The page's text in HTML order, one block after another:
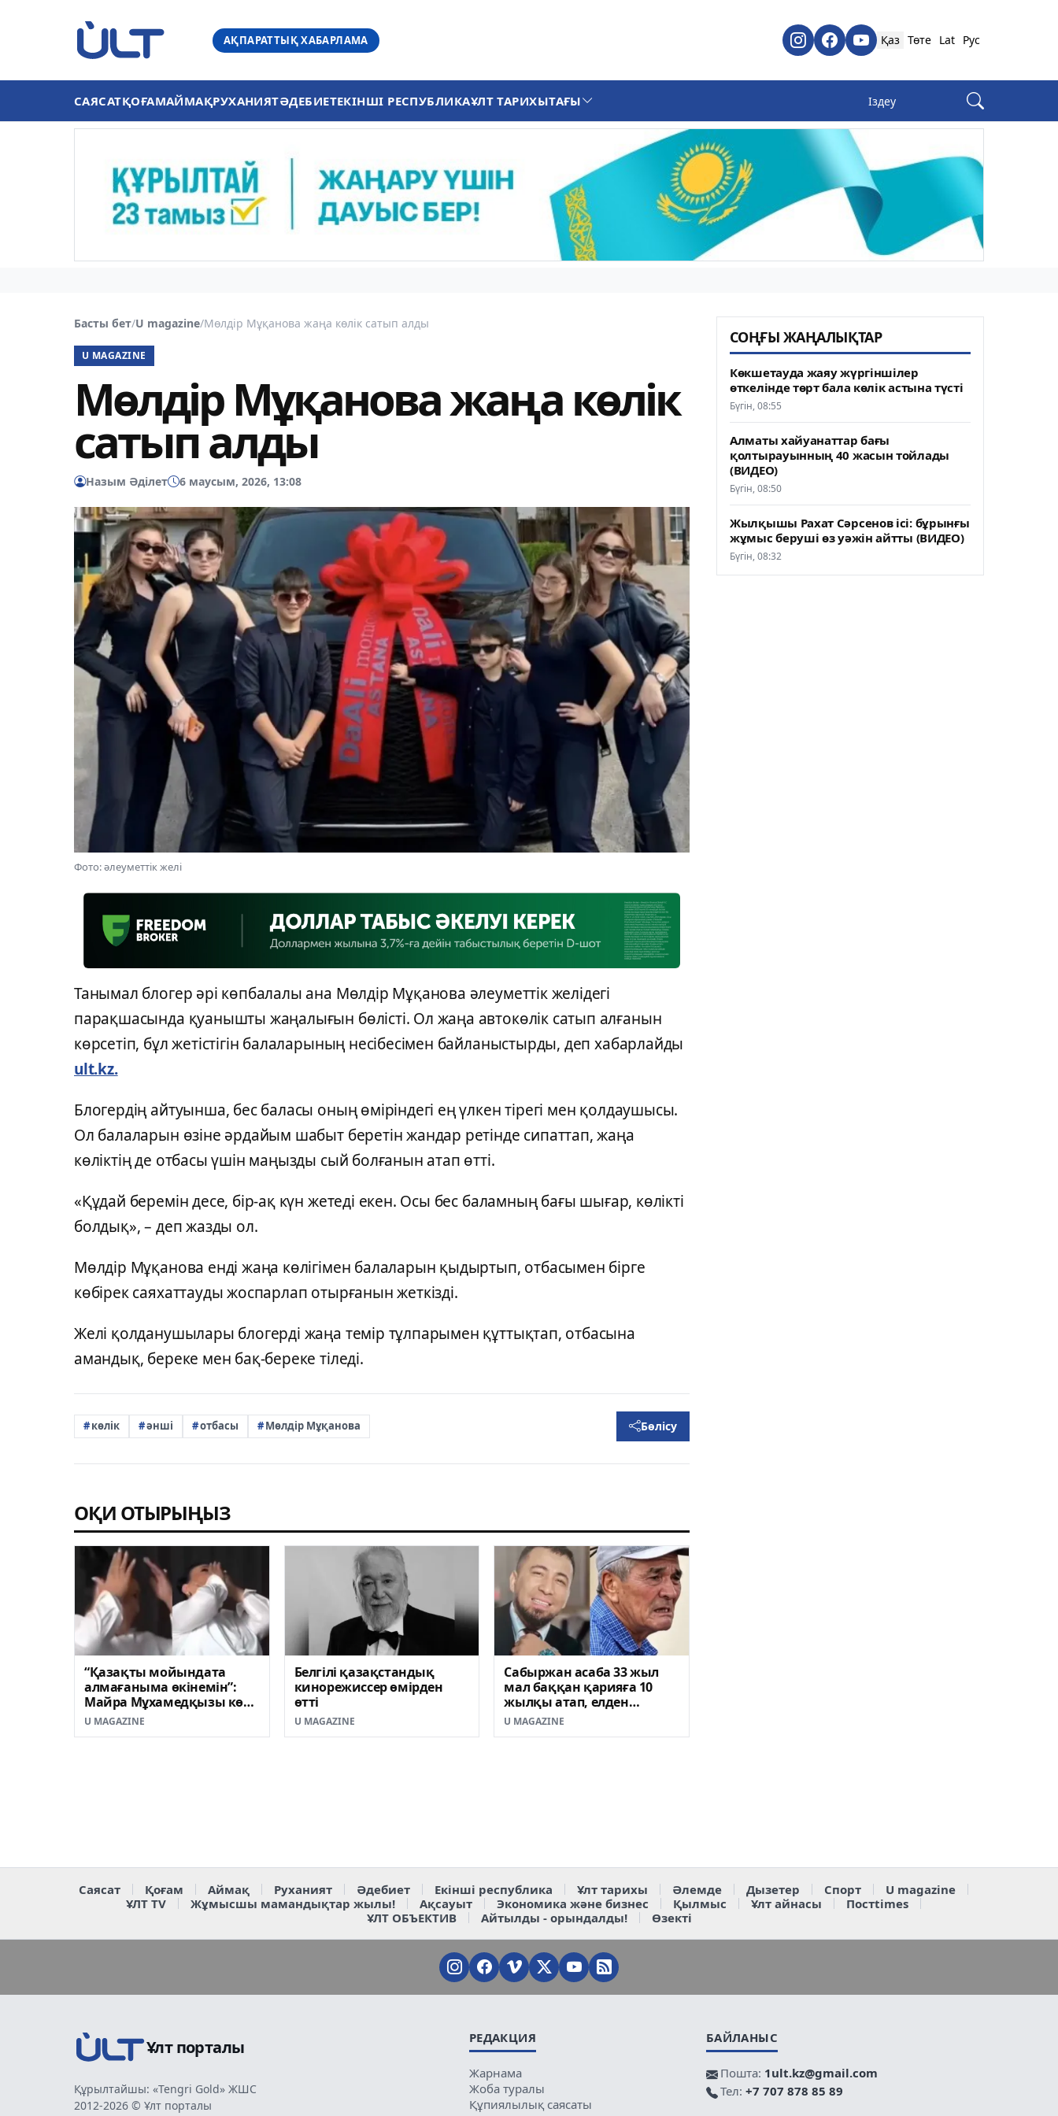
АҚПАРАТТЫҚ ХАБАРЛАМА Қаз Төте Lat Рус
САЯСАТҚОҒАМАЙМАҚРУХАНИЯТӘДЕБИЕТЕКІНШІ РЕСПУБЛИКАҰЛТ ТАРИХЫТАҒЫ
Басты бет/U magazine/Мөлдір Мұқанова жаңа көлік сатып алды
U MAGAZINE
Мөлдір Мұқанова жаңа көлік
сатып алды
Назым Әділет 6 маусым, 2026, 13:08
Фото: әлеуметтік желі
Танымал блогер әрі көпбалалы ана Мөлдір Мұқанова әлеуметтік желідегі
парақшасында қуанышты жаңалығын бөлісті. Ол жаңа автокөлік сатып алғанын
көрсетіп, бұл жетістігін балаларының несібесімен байланыстырды, деп хабарлайды
ult.kz.
Блогердің айтуынша, бес баласы оның өміріндегі ең үлкен тірегі мен қолдаушысы.
Ол балаларын өзіне әрдайым шабыт беретін жандар ретінде сипаттап, жаңа
көліктің де отбасы үшін маңызды сый болғанын атап өтті.
«Құдай беремін десе, бір-ақ күн жетеді екен. Осы бес баламның бағы шығар, көлікті
болдық», – деп жазды ол.
Мөлдір Мұқанова енді жаңа көлігімен балаларын қыдыртып, отбасымен бірге
көбірек саяхаттауды жоспарлап отырғанын жеткізді.
Желі қолданушылары блогерді жаңа темір тұлпарымен құттықтап, отбасына
амандық, береке мен бақ-береке тіледі.
көлік әнші отбасы Мөлдір Мұқанова Бөлісу
ОҚИ ОТЫРЫҢЫЗ
“Қазақты мойындата
алмағаныма өкінемін”:
Майра Мұхамедқызы көз
жасына ерік берді
U MAGAZINE
Белгілі қазақстандық
кинорежиссер өмірден
өтті
U MAGAZINE
Сабыржан асаба 33 жыл
мал баққан қарияға 10
жылқы атап, елден
кешірім сұрады
U MAGAZINE
СОҢҒЫ ЖАҢАЛЫҚТАР
Көкшетауда жаяу жүргіншілер
өткелінде төрт бала көлік астына түсті
Бүгін, 08:55
Алматы хайуанаттар бағы
қолтырауынның 40 жасын тойлады
(ВИДЕО)
Бүгін, 08:50
Жылқышы Рахат Сәрсенов ісі: бұрынғы
жұмыс беруші өз уәжін айтты (ВИДЕО)
Бүгін, 08:32
Саясат Қоғам Аймақ Руханият Әдебиет Екінші республика Ұлт тарихы Әлемде Дызетер Спорт
U magazine
ҰЛТ TV
Жұмысшы мамандықтар жылы! Ақсауыт Экономика және бизнес Қылмыс Ұлт айнасы
Постtimes
ҰЛТ ОБЪЕКТИВ
Айтылды - орындалды! Өзекті
Ұлт порталы
Құрылтайшы: «Tengri Gold» ЖШС
2012-2026 © Ұлт порталы
РЕДАКЦИЯ
Жарнама
Жоба туралы
Құпиялылық саясаты
БАЙЛАНЫС
Пошта: 1ult.kz@gmail.com
Тел: +7 707 878 85 89